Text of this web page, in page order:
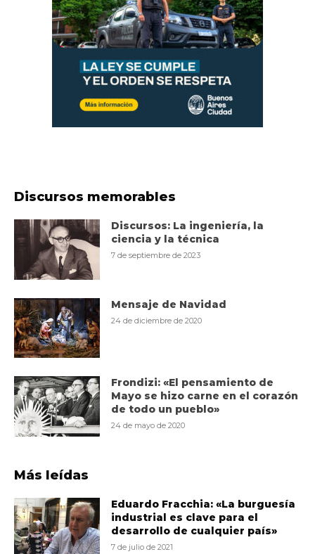
Discursos memorables
Discursos: La ingeniería, la
ciencia y la técnica
7 de septiembre de 2023
Mensaje de Navidad
24 de diciembre de 2020
Frondizi: «El pensamiento de
Mayo se hizo carne en el corazón
de todo un pueblo»
24 de mayo de 2020
Más leídas
Eduardo Fracchia: «La burguesía
industrial es clave para el
desarrollo de cualquier país»
7 de julio de 2021